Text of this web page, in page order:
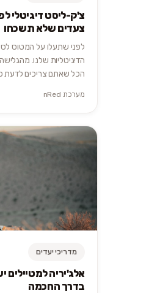
צעדים שלא תשכחו
לפני שתעלו על המטוס
הדיגיטליות שלנו.
הכל שאתם צריכים לדעת
מערכת nRed
מדריכי יעדים
אלג'יריה למטיילים
בדרך החכמה